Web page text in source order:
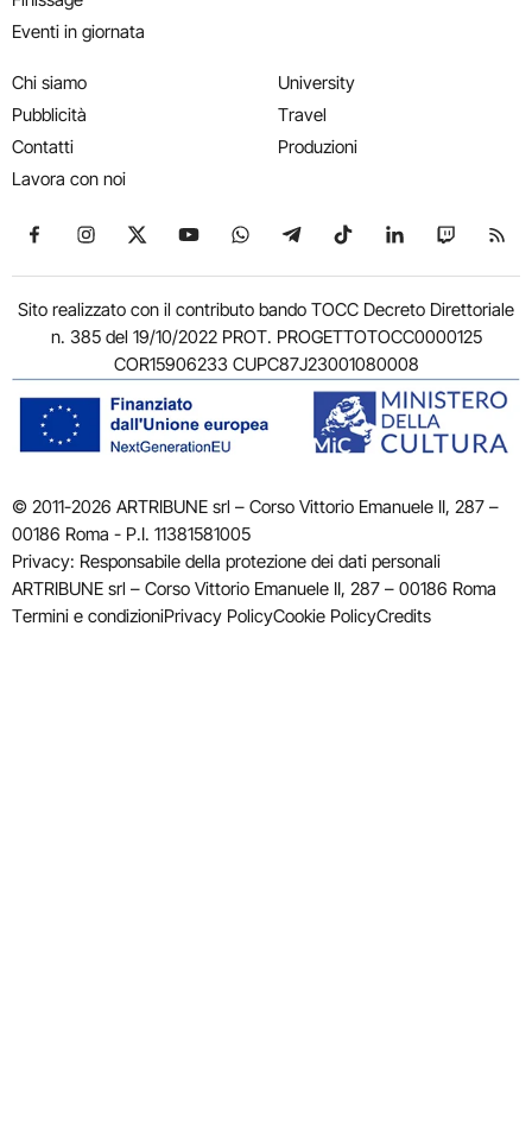
Eventi in giornata
Chi siamo
Pubblicità
Contatti
Lavora con noi
University
Travel
Produzioni
Seguici su Facebook
Seguici su Instagram
Seguici su X
Seguici su YouTube
Seguici su WhatsApp
Seguici su Telegram
Seguici su TikTok
Seguici su
Seguici
Sito realizzato con il contributo bando TOCC Decreto Direttoriale
n. 385 del 19/10/2022 PROT. PROGETTOTOCC0000125
COR15906233 CUPC87J23001080008
© 2011-2026 ARTRIBUNE srl – Corso Vittorio Emanuele II, 287 –
00186 Roma - P.I. 11381581005
Privacy: Responsabile della protezione dei dati personali
ARTRIBUNE srl – Corso Vittorio Emanuele II, 287 – 00186 Roma
Termini e condizioniPrivacy PolicyCookie PolicyCredits